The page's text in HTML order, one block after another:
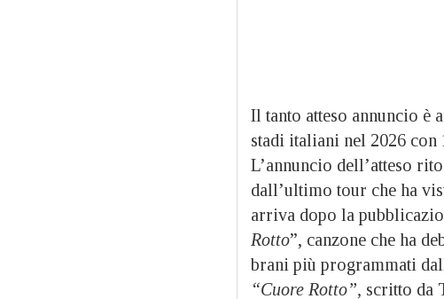
Il tanto atteso annuncio è
stadi italiani nel 2026 con
L’annuncio dell’atteso
dall’ultimo tour che ha
arriva dopo la
Rotto”, canzone che ha
brani più programmati
“Cuore Rotto”, scritto da